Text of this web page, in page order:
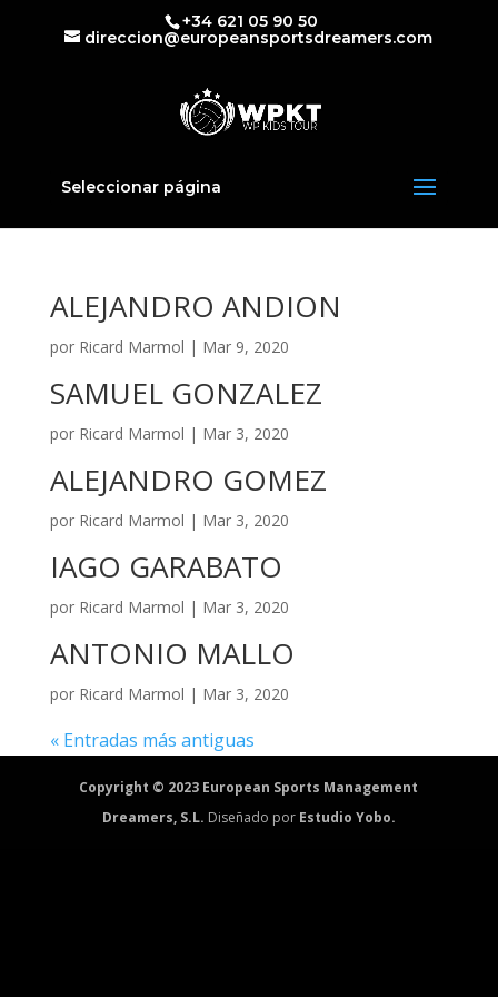
+34 621 05 90 50
direccion@europeansportsdreamers.com
Seleccionar página
ALEJANDRO ANDION
por Ricard Marmol | Mar 9, 2020
SAMUEL GONZALEZ
por Ricard Marmol | Mar 3, 2020
ALEJANDRO GOMEZ
por Ricard Marmol | Mar 3, 2020
IAGO GARABATO
por Ricard Marmol | Mar 3, 2020
ANTONIO MALLO
por Ricard Marmol | Mar 3, 2020
« Entradas más antiguas
Copyright © 2023 European Sports Management
Dreamers, S.L. Diseñado por Estudio Yobo.